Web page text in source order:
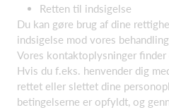
Retten til indsigelse
Du kan gøre brug af dine
indsigelse mod vores
Vores kontaktoplysninger finder
Hvis du f.eks. henvender dig
rettet eller slettet dine
betingelserne er opfyldt, og